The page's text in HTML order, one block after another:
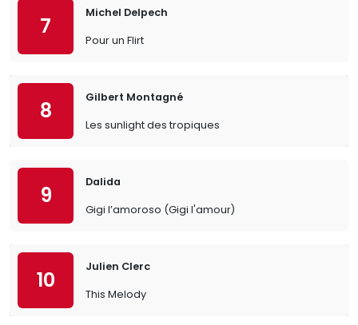
7
Michel Delpech
Pour un Flirt
8
Gilbert Montagné
Les sunlight des tropiques
9
Dalida
Gigi l’amoroso (Gigi l'amour)
10
Julien Clerc
This Melody